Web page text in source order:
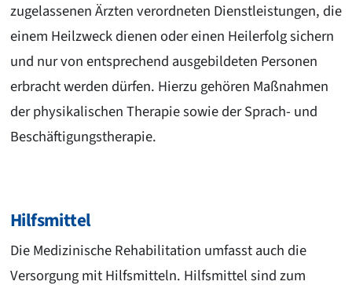
zugelassenen Ärzten verordneten Dienstleistungen, die
einem Heilzweck dienen oder einen Heilerfolg sichern
und nur von entsprechend ausgebildeten Personen
erbracht werden dürfen. Hierzu gehören Maßnahmen
der physikalischen Therapie sowie der Sprach- und
Beschäftigungstherapie.
Hilfsmittel
Die Medizinische Rehabilitation umfasst auch die
Versorgung mit Hilfsmitteln. Hilfsmittel sind zum